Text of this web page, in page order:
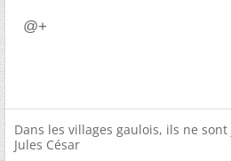
@+
Dans les villages gaulois, ils ne
Jules César